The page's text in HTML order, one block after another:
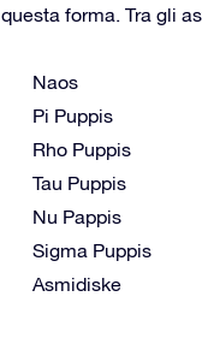
questa forma. Tra gli
Naos
Pi Puppis
Rho Puppis
Tau Puppis
Nu Pappis
Sigma Puppis
Asmidiske